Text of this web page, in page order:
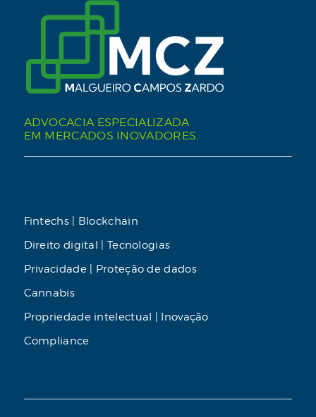
ADVOCACIA ESPECIALIZADA
EM MERCADOS INOVADORES.
Fintechs | Blockchain
Direito digital | Tecnologias
Privacidade | Proteção de dados
Cannabis
Propriedade intelectual | Inovação
Compliance